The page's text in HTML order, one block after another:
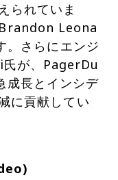
られていま
Leona
。さらにエンジ
が、PagerDu
長とインシデ
に貢献してい